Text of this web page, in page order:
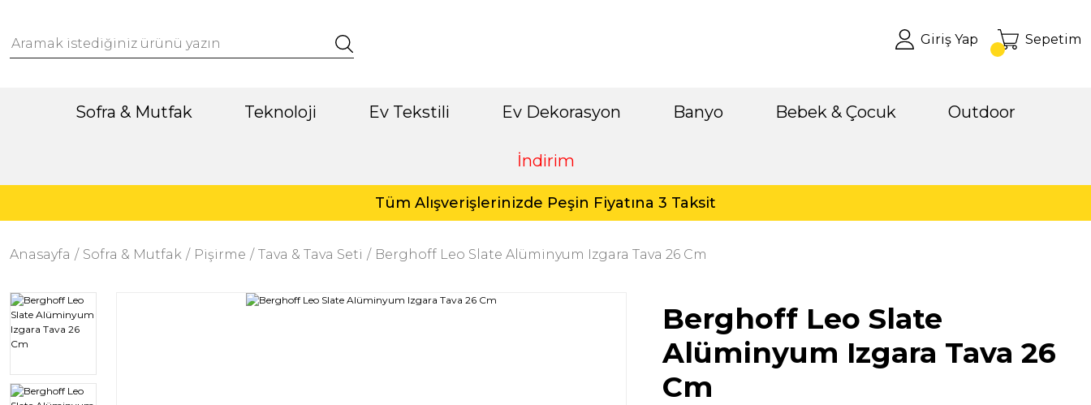
Giriş Yap Sepetim
Sofra & Mutfak Teknoloji Ev Tekstili Ev Dekorasyon Banyo Bebek & Çocuk Outdoor
İndirim
Tüm Alışverişlerinizde Peşin Fiyatına 3 Taksit
Anasayfa Sofra & Mutfak Pişirme Tava & Tava Seti Berghoff Leo Slate Alüminyum Izgara Tava 26 Cm
Berghoff Leo Slate
Alüminyum Izgara Tava 26
Cm